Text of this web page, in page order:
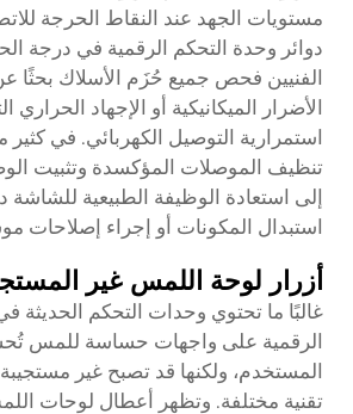
مستويات الجهد عند النقاط الحرجة
دوائر وحدة التحكم الرقمية في درجة
الفنيين فحص جميع حُزَم الأسلاك بحثًا
الأضرار الميكانيكية أو الإجهاد
استمرارية التوصيل الكهربائي. في
تنظيف الموصلات المؤكسدة وتثبيت
إلى استعادة الوظيفة الطبيعية للشاشة
استبدال المكونات أو إجراء إصلاحات
أزرار لوحة اللمس غير
غالبًا ما تحتوي وحدات التحكم الحديثة
الرقمية على واجهات حساسة للمس
المستخدم، ولكنها قد تصبح غير
تقنية مختلفة. وتظهر أعطال لوحات